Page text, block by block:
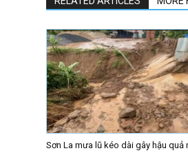
Sơn La mưa lũ kéo dài gây hậu quả